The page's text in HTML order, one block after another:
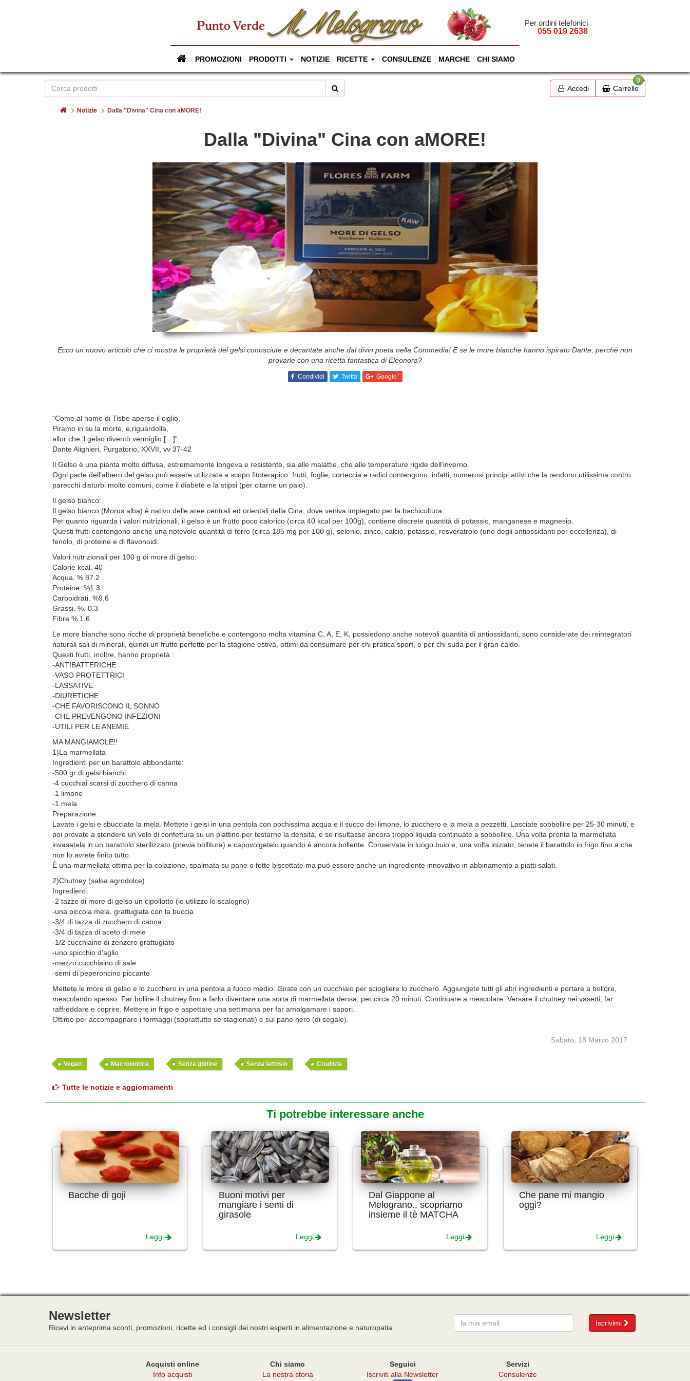
Per ordini telefonici
055 019 2638
PROMOZIONI PRODOTTI NOTIZIE RICETTE CONSULENZE MARCHE CHI SIAMO
Accedi
0
Carrello
HomeNotizie Dalla "Divina" Cina con aMORE!
Dalla "Divina" Cina con aMORE!
Ecco un nuovo articolo che ci mostra le proprietà dei gelsi conosciute e decantate anche dal divin poeta nella Commedia! E se le more bianche hanno ispirato Dante, perchè non
provarle con una ricetta fantastica di Eleonora?
Condividi Twitta Google+
"Come al nome di Tisbe aperse il ciglio,
Piramo in su la morte, e,riguardolla,
allor che ‘l gelso diventò vermiglio […]“
Dante Alighieri, Purgatorio, XXVII, vv 37-42
Il Gelso è una pianta molto diffusa, estremamente longeva e resistente, sia alle malattie, che alle temperature rigide dell’inverno.
Ogni parte dell’albero del gelso può essere utilizzata a scopo fitoterapico: frutti, foglie, corteccia e radici contengono, infatti, numerosi principi attivi che la rendono utilissima contro
parecchi disturbi molto comuni, come il diabete e la stipsi (per citarne un paio).
Il gelso bianco:
Il gelso bianco (Morus alba) è nativo delle aree centrali ed orientali della Cina, dove veniva impiegato per la bachicoltura.
Per quanto riguarda i valori nutrizionali, il gelso è un frutto poco calorico (circa 40 kcal per 100g), contiene discrete quantità di potassio, manganese e magnesio.
Questi frutti contengono anche una notevole quantità di ferro (circa 185 mg per 100 g), selenio, zinco, calcio, potassio, resveratrolo (uno degli antiossidanti per eccellenza), di
fenolo, di proteine e di flavonoidi.
Valori nutrizionali per 100 g di more di gelso:
Calorie kcal. 40
Acqua. % 87.2
Proteine. %1.3
Carboidrati. %9.6
Grassi. %. 0.3
Fibre % 1.6
Le more bianche sono ricche di proprietà benefiche e contengono molta vitamina C, A, E, K, possiedono anche notevoli quantità di antiossidanti, sono considerate dei reintegratori
naturali sali di minerali, quindi un frutto perfetto per la stagione estiva, ottimi da consumare per chi pratica sport, o per chi suda per il gran caldo.
Questi frutti, inoltre, hanno proprietà :
-ANTIBATTERICHE
-VASO PROTETTRICI
-LASSATIVE
-DIURETICHE
-CHE FAVORISCONO IL SONNO
-CHE PREVENGONO INFEZIONI
-UTILI PER LE ANEMIE
MA MANGIAMOLE!!
1)La marmellata
Ingredienti per un barattolo abbondante:
-500 gr di gelsi bianchi
-4 cucchiai scarsi di zucchero di canna
-1 limone
-1 mela
Preparazione:
Lavate i gelsi e sbucciate la mela. Mettete i gelsi in una pentola con pochissima acqua e il succo del limone, lo zucchero e la mela a pezzetti. Lasciate sobbollire per 25-30 minuti, e
poi provate a stendere un velo di confettura su un piattino per testarne la densità, e se risultasse ancora troppo liquida continuate a sobbollire. Una volta pronta la marmellata
invasatela in un barattolo sterilizzato (previa bollitura) e capovolgetelo quando è ancora bollente. Conservate in luogo buio e, una volta iniziato, tenete il barattolo in frigo fino a che
non lo avrete finito tutto.
È una marmellata ottima per la colazione, spalmata su pane o fette biscottate ma può essere anche un ingrediente innovativo in abbinamento a piatti salati.
2)Chutney (salsa agrodolce)
Ingredienti:
-2 tazze di more di gelso un cipollotto (io utilizzo lo scalogno)
-una piccola mela, grattugiata con la buccia
-3/4 di tazza di zucchero di canna
-3/4 di tazza di aceto di mele
-1/2 cucchiaino di zenzero grattugiato
-uno spicchio d’aglio
-mezzo cucchiaino di sale
-semi di peperoncino piccante
Mettete le more di gelso e lo zucchero in una pentola a fuoco medio. Girate con un cucchiaio per sciogliere lo zucchero. Aggiungete tutti gli altri ingredienti e portare a bollore,
mescolando spesso. Far bollire il chutney fino a farlo diventare una sorta di marmellata densa, per circa 20 minuti. Continuare a mescolare. Versare il chutney nei vasetti, far
raffreddare e coprire. Mettere in frigo e aspettare una settimana per far amalgamare i sapori.
Ottimo per accompagnare i formaggi (soprattutto se stagionati) e sul pane nero (di segale).
Sabato, 18 Marzo 2017
Vegan Macrobiotica Senza glutine Senza lattosio Crudista
Tutte le notizie e aggiornamenti
Ti potrebbe interessare anche
Bacche di goji
Leggi
Buoni motivi per
mangiare i semi di
girasole
Leggi
Dal Giappone al
Melograno.. scopriamo
insieme il tè MATCHA
Leggi
Che pane mi mangio
oggi?
Leggi
Newsletter
Ricevi in anteprima sconti, promozioni, ricette ed i consigli dei nostri esperti in alimentazione e naturopatia.
Email Iscrivimi
Acquisti online
Info acquisti
Chi siamo
La nostra storia
Seguici
Iscriviti alla Newsletter
Servizi
Consulenze